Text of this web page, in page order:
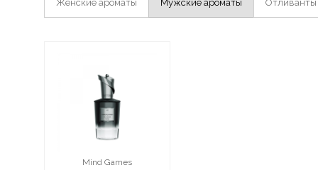
Женские ароматы Мужские ароматы Отливанты
Mind Games